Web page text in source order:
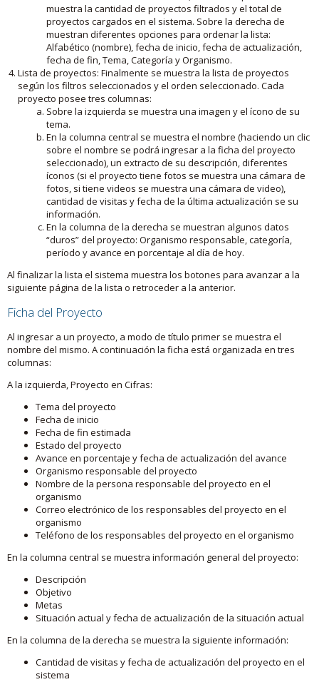
muestra la cantidad de proyectos filtrados y el total de
proyectos cargados en el sistema. Sobre la derecha de
muestran diferentes opciones para ordenar la lista:
Alfabético (nombre), fecha de inicio, fecha de actualización,
fecha de fin, Tema, Categoría y Organismo.
Lista de proyectos: Finalmente se muestra la lista de proyectos
según los filtros seleccionados y el orden seleccionado. Cada
proyecto posee tres columnas:
Sobre la izquierda se muestra una imagen y el ícono de su
tema.
En la columna central se muestra el nombre (haciendo un clic
sobre el nombre se podrá ingresar a la ficha del proyecto
seleccionado), un extracto de su descripción, diferentes
íconos (si el proyecto tiene fotos se muestra una cámara de
fotos, si tiene videos se muestra una cámara de video),
cantidad de visitas y fecha de la última actualización se su
información.
En la columna de la derecha se muestran algunos datos
“duros” del proyecto: Organismo responsable, categoría,
período y avance en porcentaje al día de hoy.
Al finalizar la lista el sistema muestra los botones para avanzar a la
siguiente página de la lista o retroceder a la anterior.
Ficha del Proyecto
Al ingresar a un proyecto, a modo de título primer se muestra el
nombre del mismo. A continuación la ficha está organizada en tres
columnas:
A la izquierda, Proyecto en Cifras:
Tema del proyecto
Fecha de inicio
Fecha de fin estimada
Estado del proyecto
Avance en porcentaje y fecha de actualización del avance
Organismo responsable del proyecto
Nombre de la persona responsable del proyecto en el
organismo
Correo electrónico de los responsables del proyecto en el
organismo
Teléfono de los responsables del proyecto en el organismo
En la columna central se muestra información general del proyecto:
Descripción
Objetivo
Metas
Situación actual y fecha de actualización de la situación actual
En la columna de la derecha se muestra la siguiente información:
Cantidad de visitas y fecha de actualización del proyecto en el
sistema